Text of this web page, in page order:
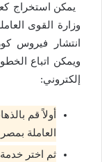
يمكن استخراج
وزارة القوى
انتشار فيروس
ويمكن اتباع
إلكتروني:
أولاً قم
العاملة
ثم اختر